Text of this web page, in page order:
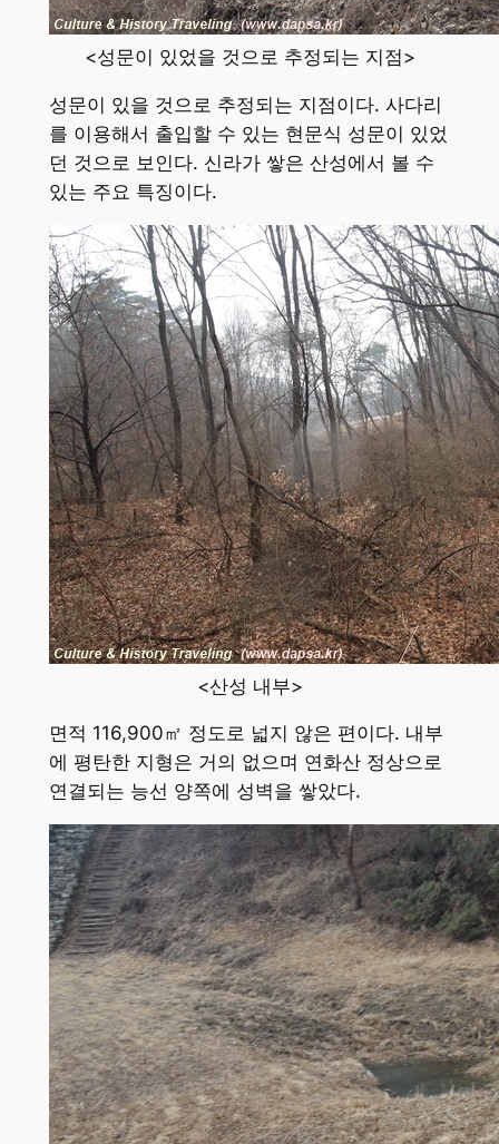
<성문이 있었을 것으로 추정되는 지점>
성문이 있을 것으로 추정되는 지점이다. 사다리
를 이용해서 출입할 수 있는 현문식 성문이 있었
던 것으로 보인다. 신라가 쌓은 산성에서 볼 수
있는 주요 특징이다.
<산성 내부>
면적 116,900㎡ 정도로 넓지 않은 편이다. 내부
에 평탄한 지형은 거의 없으며 연화산 정상으로
연결되는 능선 양쪽에 성벽을 쌓았다.